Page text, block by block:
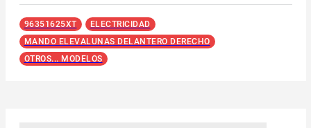
96351625XT
ELECTRICIDAD
MANDO ELEVALUNAS DELANTERO DERECHO
OTROS... MODELOS